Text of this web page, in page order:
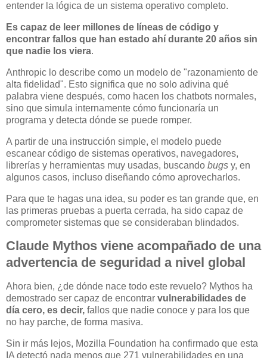
entender la lógica de un sistema operativo completo.
Es capaz de leer millones de líneas de código y
encontrar fallos que han estado ahí durante 20 años sin
que nadie los viera.
Anthropic lo describe como un modelo de "razonamiento de
alta fidelidad". Esto significa que no solo adivina qué
palabra viene después, como hacen los chatbots normales,
sino que simula internamente cómo funcionaría un
programa y detecta dónde se puede romper.
A partir de una instrucción simple, el modelo puede
escanear código de sistemas operativos, navegadores,
librerías y herramientas muy usadas, buscando bugs y, en
algunos casos, incluso diseñando cómo aprovecharlos.
Para que te hagas una idea, su poder es tan grande que, en
las primeras pruebas a puerta cerrada, ha sido capaz de
comprometer sistemas que se consideraban blindados.
Claude Mythos viene acompañado de una
advertencia de seguridad a nivel global
Ahora bien, ¿de dónde nace todo este revuelo? Mythos ha
demostrado ser capaz de encontrar vulnerabilidades de
día cero, es decir, fallos que nadie conoce y para los que
no hay parche, de forma masiva.
Sin ir más lejos, Mozilla Foundation ha confirmado que esta
IA detectó nada menos que 271 vulnerabilidades en una